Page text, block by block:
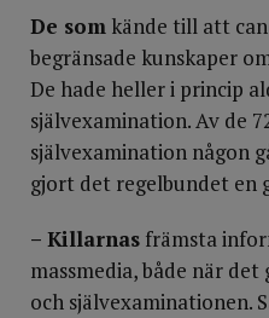
De som kände till att
begränsade kunskaper
De hade heller i princip
självexamination. Av de
självexamination någon
gjort det regelbundet en
– Killarnas främsta
massmedia, både när
och självexaminationen.